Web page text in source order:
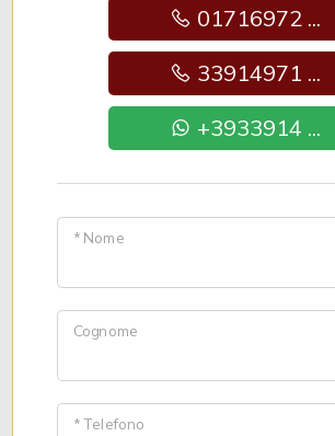
01716972 ...
33914971 ...
+3933914 ...
* Nome
Cognome
* Telefono